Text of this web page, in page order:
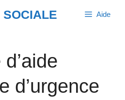
SOCIALE Aide
d’urgence